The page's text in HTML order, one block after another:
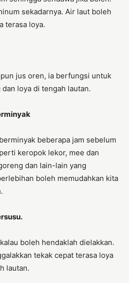
sekadarnya. Air laut boleh
terasa loya.
jus oren, ia berfungsi untuk
loya di tengah lautan.
beberapa jam sebelum
keropok lekor, mee dan
dan lain-lain yang
boleh memudahkan kita
boleh hendaklah dielakkan.
tekak cepat terasa loya
lautan.